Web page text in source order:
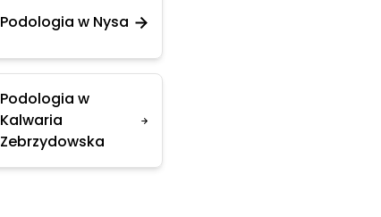
Podologia w Nysa
Podologia w
Kalwaria
Zebrzydowska